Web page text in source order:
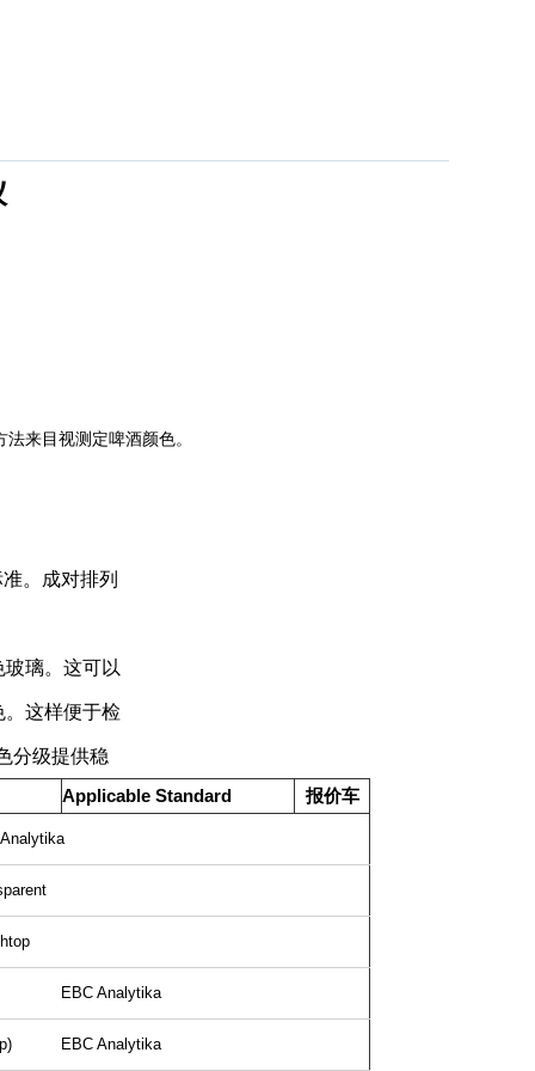
来目视测定啤酒颜色。
。成对排列
璃。这可以
这样便于检
分级提供稳
Applicable Standard 报价车
EBC Analytika
EBC Analytika